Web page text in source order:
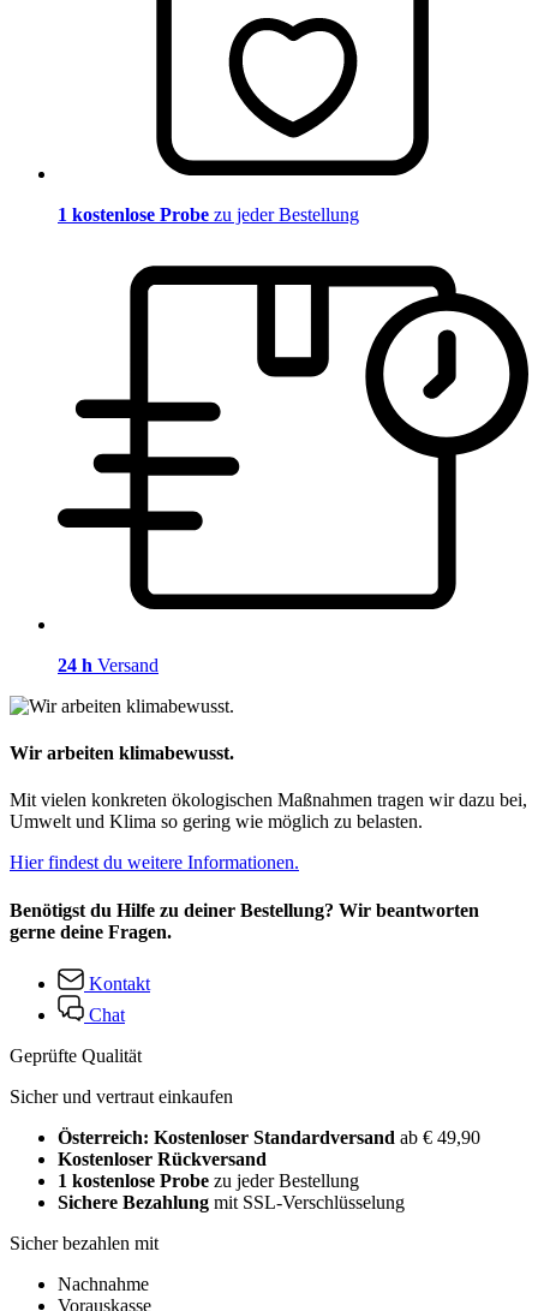
1 kostenlose Probe zu jeder Bestellung
24 h Versand
Wir arbeiten klimabewusst.
Mit vielen konkreten ökologischen Maßnahmen tragen wir dazu bei,
Umwelt und Klima so gering wie möglich zu belasten.
Hier findest du weitere Informationen.
Benötigst du Hilfe zu deiner Bestellung? Wir beantworten
gerne deine Fragen.
Kontakt
Chat
Geprüfte Qualität
Sicher und vertraut einkaufen
Österreich: Kostenloser Standardversand ab € 49,90
Kostenloser Rückversand
1 kostenlose Probe zu jeder Bestellung
Sichere Bezahlung mit SSL-Verschlüsselung
Sicher bezahlen mit
Nachnahme
Vorauskasse